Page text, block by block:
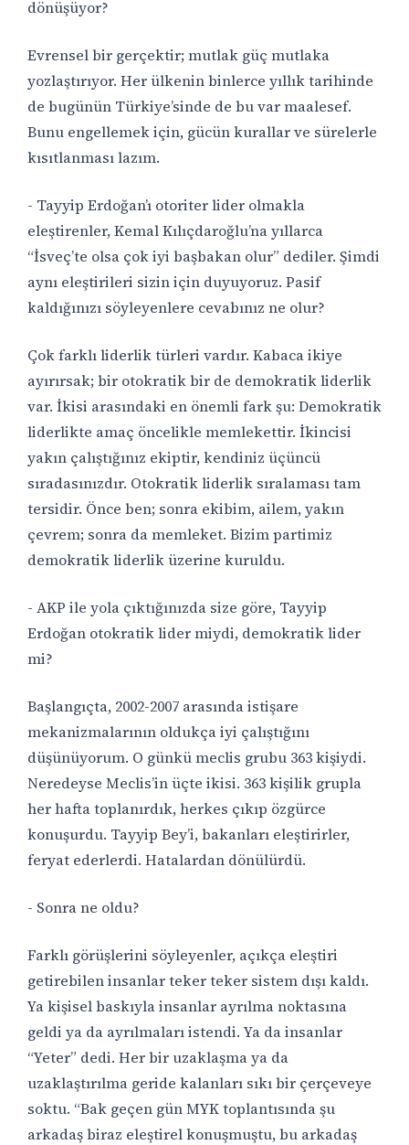
dönüşüyor?
Evrensel bir gerçektir; mutlak güç mutlaka
yozlaştırıyor. Her ülkenin binlerce yıllık tarihinde
de bugünün Türkiye’sinde de bu var maalesef.
Bunu engellemek için, gücün kurallar ve sürelerle
kısıtlanması lazım.
- Tayyip Erdoğan’ı otoriter lider olmakla
eleştirenler, Kemal Kılıçdaroğlu’na yıllarca
“İsveç’te olsa çok iyi başbakan olur” dediler. Şimdi
aynı eleştirileri sizin için duyuyoruz. Pasif
kaldığınızı söyleyenlere cevabınız ne olur?
Çok farklı liderlik türleri vardır. Kabaca ikiye
ayırırsak; bir otokratik bir de demokratik liderlik
var. İkisi arasındaki en önemli fark şu: Demokratik
liderlikte amaç öncelikle memlekettir. İkincisi
yakın çalıştığınız ekiptir, kendiniz üçüncü
sıradasınızdır. Otokratik liderlik sıralaması tam
tersidir. Önce ben; sonra ekibim, ailem, yakın
çevrem; sonra da memleket. Bizim partimiz
demokratik liderlik üzerine kuruldu.
- AKP ile yola çıktığınızda size göre, Tayyip
Erdoğan otokratik lider miydi, demokratik lider
mi?
Başlangıçta, 2002-2007 arasında istişare
mekanizmalarının oldukça iyi çalıştığını
düşünüyorum. O günkü meclis grubu 363 kişiydi.
Neredeyse Meclis’in üçte ikisi. 363 kişilik grupla
her hafta toplanırdık, herkes çıkıp özgürce
konuşurdu. Tayyip Bey’i, bakanları eleştirirler,
feryat ederlerdi. Hatalardan dönülürdü.
- Sonra ne oldu?
Farklı görüşlerini söyleyenler, açıkça eleştiri
getirebilen insanlar teker teker sistem dışı kaldı.
Ya kişisel baskıyla insanlar ayrılma noktasına
geldi ya da ayrılmaları istendi. Ya da insanlar
“Yeter” dedi. Her bir uzaklaşma ya da
uzaklaştırılma geride kalanları sıkı bir çerçeveye
soktu. “Bak geçen gün MYK toplantısında şu
arkadaş biraz eleştirel konuşmuştu, bu arkadaş